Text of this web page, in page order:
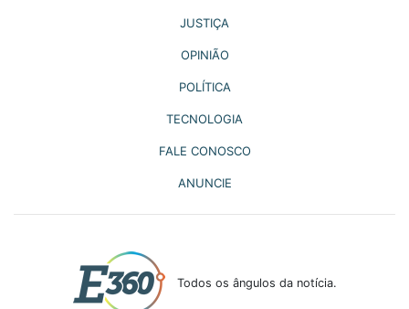
JUSTIÇA
OPINIÃO
POLÍTICA
TECNOLOGIA
FALE CONOSCO
ANUNCIE
Todos os ângulos da notícia.